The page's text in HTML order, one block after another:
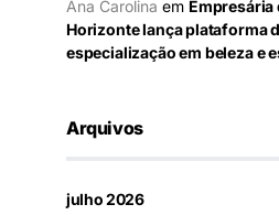
Ana Carolina em Empresária
Horizonte lança plataforma
especialização em beleza e
Arquivos
julho 2026